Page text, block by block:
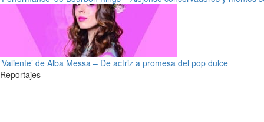
‘Valiente’ de Alba Messa – De actriz a promesa del pop dulce
Reportajes